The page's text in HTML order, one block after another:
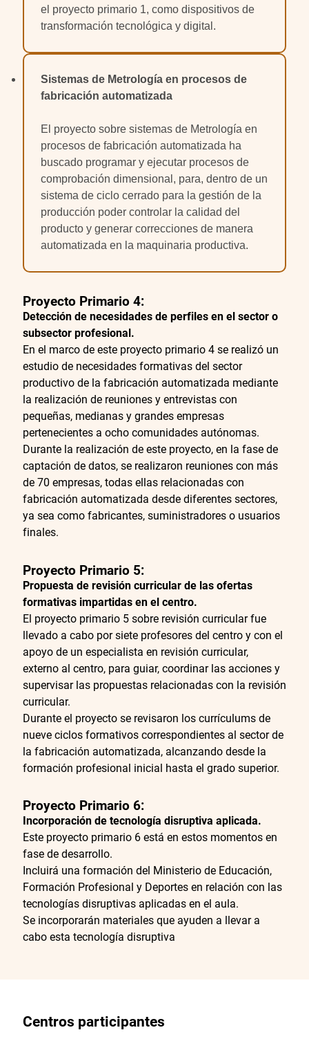
el proyecto primario 1, como dispositivos de
transformación tecnológica y digital.
Sistemas de Metrología en procesos de
fabricación automatizada
El proyecto sobre sistemas de Metrología en
procesos de fabricación automatizada ha
buscado programar y ejecutar procesos de
comprobación dimensional, para, dentro de un
sistema de ciclo cerrado para la gestión de la
producción poder controlar la calidad del
producto y generar correcciones de manera
automatizada en la maquinaria productiva.
Proyecto Primario 4:
Detección de necesidades de perfiles en el sector o
subsector profesional.
En el marco de este proyecto primario 4 se realizó un
estudio de necesidades formativas del sector
productivo de la fabricación automatizada mediante
la realización de reuniones y entrevistas con
pequeñas, medianas y grandes empresas
pertenecientes a ocho comunidades autónomas.
Durante la realización de este proyecto, en la fase de
captación de datos, se realizaron reuniones con más
de 70 empresas, todas ellas relacionadas con
fabricación automatizada desde diferentes sectores,
ya sea como fabricantes, suministradores o usuarios
finales.
Proyecto Primario 5:
Propuesta de revisión curricular de las ofertas
formativas impartidas en el centro.
El proyecto primario 5 sobre revisión curricular fue
llevado a cabo por siete profesores del centro y con el
apoyo de un especialista en revisión curricular,
externo al centro, para guiar, coordinar las acciones y
supervisar las propuestas relacionadas con la revisión
curricular.
Durante el proyecto se revisaron los currículums de
nueve ciclos formativos correspondientes al sector de
la fabricación automatizada, alcanzando desde la
formación profesional inicial hasta el grado superior.
Proyecto Primario 6:
Incorporación de tecnología disruptiva aplicada.
Este proyecto primario 6 está en estos momentos en
fase de desarrollo.
Incluirá una formación del Ministerio de Educación,
Formación Profesional y Deportes en relación con las
tecnologías disruptivas aplicadas en el aula.
Se incorporarán materiales que ayuden a llevar a
cabo esta tecnología disruptiva
Centros participantes